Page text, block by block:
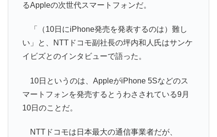
るAppleの次世代スマートフォンだ。
「（10日にiPhone発売を発表するのは）難し
い」と、NTTドコモ副社長の坪内和人氏はサンケ
イビズとのインタビューで語った。
10日というのは、AppleがiPhone 5Sなどのス
マートフォンを発売するとうわさされている9月
10日のことだ。
NTTドコモは日本最大の通信事業者だが、